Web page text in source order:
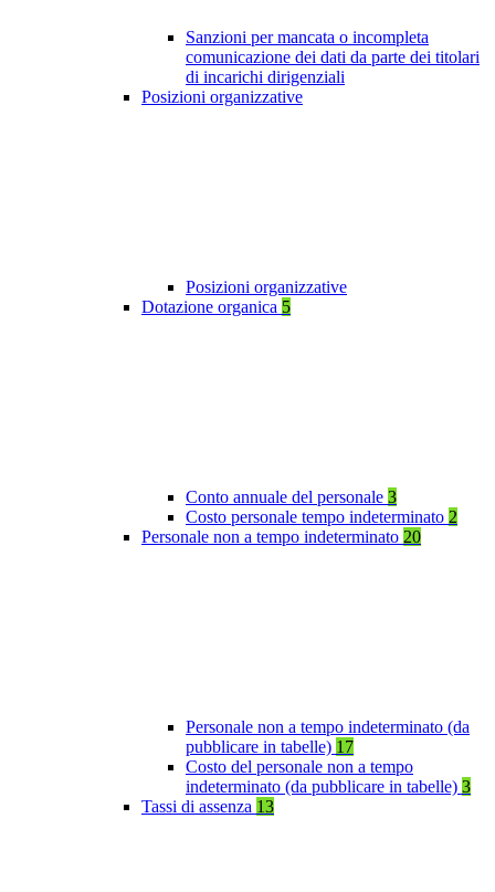
Sanzioni per mancata o incompleta
comunicazione dei dati da parte dei titolari
di incarichi dirigenziali
Posizioni organizzative
Posizioni organizzative
Dotazione organica 5
Conto annuale del personale 3
Costo personale tempo indeterminato 2
Personale non a tempo indeterminato 20
Personale non a tempo indeterminato (da
pubblicare in tabelle) 17
Costo del personale non a tempo
indeterminato (da pubblicare in tabelle) 3
Tassi di assenza 13